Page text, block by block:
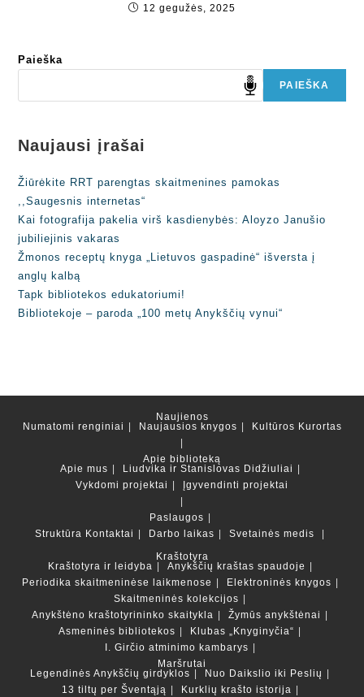
12 gegužės, 2025
Paieška
PAIEŠKA
Naujausi įrašai
Žiūrėkite RRT parengtas skaitmenines pamokas
,,Saugesnis internetas“
Kai fotografija pakelia virš kasdienybės: Aloyzo Janušio
jubiliejinis vakaras
Žmonos receptų knyga „Lietuvos gaspadinė“ išversta į
anglų kalbą
Tapk bibliotekos edukatoriumi!
Bibliotekoje – paroda „100 metų Anykščių vynui“
Naujienos
Numatomi renginiai
Naujausios knygos Kultūros Kurortas
Apie biblioteką
Apie mus
Liudvika ir Stanislovas Didžiuliai
Vykdomi projektai
Įgyvendinti projektai
Paslaugos
Struktūra Kontaktai Darbo laikas
Svetainės medis
Kraštotyra
Kraštotyra ir leidyba
Anykščių kraštas spaudoje
Periodika skaitmeninėse laikmenose
Elektroninės knygos
Skaitmeninės kolekcijos
Anykštėno kraštotyrininko skaitykla
Žymūs anykštėnai
Asmeninės bibliotekos
Klubas „Knyginyčia“
I. Girčio atminimo kambarys
Maršrutai
Legendinės Anykščių girdyklos
Nuo Daikslio iki Peslių
13 tiltų per Šventąją
Kurklių krašto istorija